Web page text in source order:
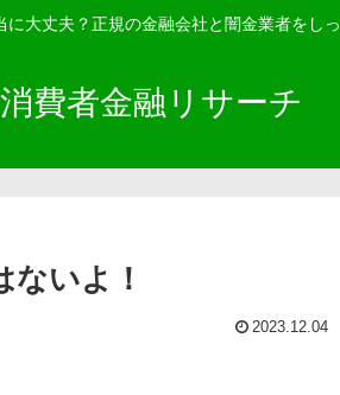
大丈夫？正規の金融会社と闇金業者をし
費者金融リサーチ
ないよ！
2023.12.04